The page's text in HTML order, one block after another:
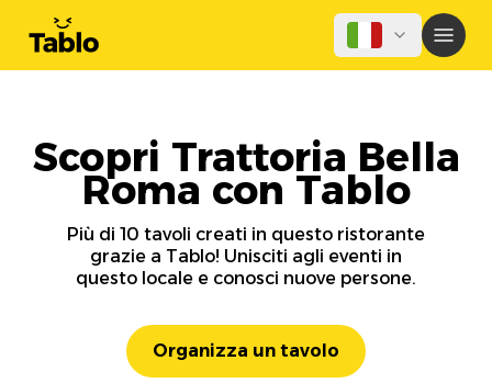
Scopri Trattoria Bella
Roma con Tablo
Più di 10 tavoli creati in questo ristorante
grazie a Tablo! Unisciti agli eventi in
questo locale e conosci nuove persone.
Organizza un tavolo